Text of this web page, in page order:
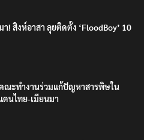
า! สิงห์อาสา ลุยติดตั้ง ‘FloodBoy’ 10
ณะทำงานร่วมแก้ปัญหาสารพิษใน
นไทย-เมียนมา